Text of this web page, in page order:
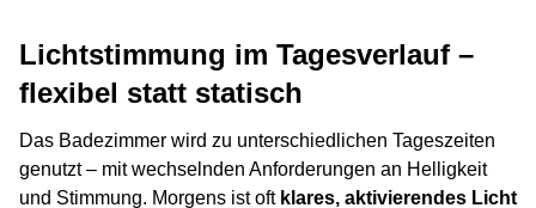
Lichtstimmung im Tagesverlauf –
flexibel statt statisch
Das Badezimmer wird zu unterschiedlichen Tageszeiten
genutzt – mit wechselnden Anforderungen an Helligkeit
und Stimmung. Morgens ist oft klares, aktivierendes Licht